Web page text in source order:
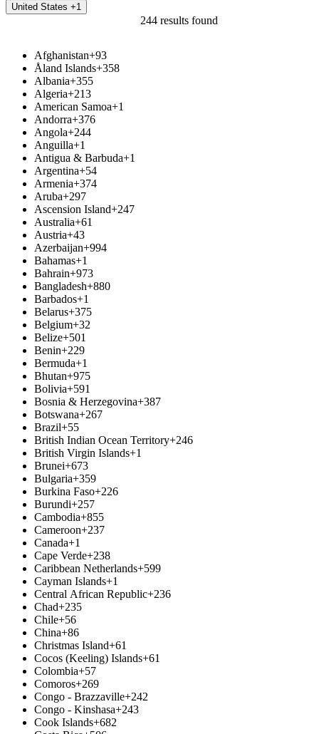
United States +1
244 results found
Afghanistan+93
Åland Islands+358
Albania+355
Algeria+213
American Samoa+1
Andorra+376
Angola+244
Anguilla+1
Antigua & Barbuda+1
Argentina+54
Armenia+374
Aruba+297
Ascension Island+247
Australia+61
Austria+43
Azerbaijan+994
Bahamas+1
Bahrain+973
Bangladesh+880
Barbados+1
Belarus+375
Belgium+32
Belize+501
Benin+229
Bermuda+1
Bhutan+975
Bolivia+591
Bosnia & Herzegovina+387
Botswana+267
Brazil+55
British Indian Ocean Territory+246
British Virgin Islands+1
Brunei+673
Bulgaria+359
Burkina Faso+226
Burundi+257
Cambodia+855
Cameroon+237
Canada+1
Cape Verde+238
Caribbean Netherlands+599
Cayman Islands+1
Central African Republic+236
Chad+235
Chile+56
China+86
Christmas Island+61
Cocos (Keeling) Islands+61
Colombia+57
Comoros+269
Congo - Brazzaville+242
Congo - Kinshasa+243
Cook Islands+682